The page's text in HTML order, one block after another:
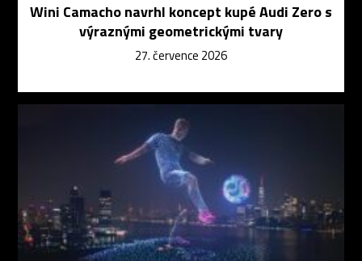
Wini Camacho navrhl koncept kupé Audi Zero s
výraznými geometrickými tvary
27. července 2026